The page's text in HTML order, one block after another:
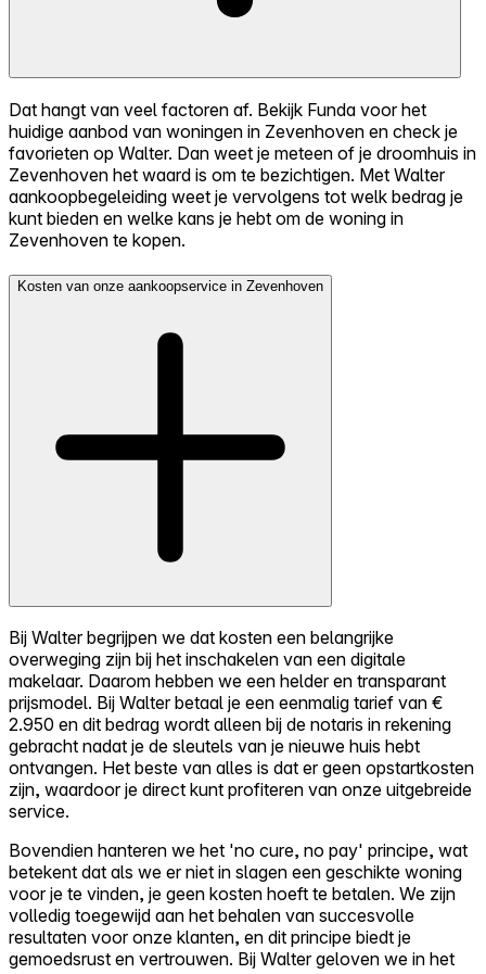
Dat hangt van veel factoren af. Bekijk Funda voor het
huidige aanbod van woningen in Zevenhoven en check je
favorieten op Walter. Dan weet je meteen of je droomhuis in
Zevenhoven het waard is om te bezichtigen. Met Walter
aankoopbegeleiding weet je vervolgens tot welk bedrag je
kunt bieden en welke kans je hebt om de woning in
Zevenhoven te kopen.
Kosten van onze aankoopservice in Zevenhoven
Bij Walter begrijpen we dat kosten een belangrijke
overweging zijn bij het inschakelen van een digitale
makelaar. Daarom hebben we een helder en transparant
prijsmodel. Bij Walter betaal je een eenmalig tarief van €
2.950 en dit bedrag wordt alleen bij de notaris in rekening
gebracht nadat je de sleutels van je nieuwe huis hebt
ontvangen. Het beste van alles is dat er geen opstartkosten
zijn, waardoor je direct kunt profiteren van onze uitgebreide
service.
Bovendien hanteren we het 'no cure, no pay' principe, wat
betekent dat als we er niet in slagen een geschikte woning
voor je te vinden, je geen kosten hoeft te betalen. We zijn
volledig toegewijd aan het behalen van succesvolle
resultaten voor onze klanten, en dit principe biedt je
gemoedsrust en vertrouwen. Bij Walter geloven we in het